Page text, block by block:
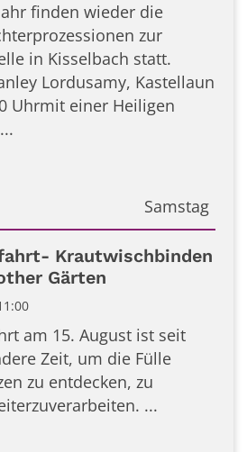
finden wieder die
zur
in Kisselbach statt.
Lordusamy, Kastellaun
Uhrmit einer Heiligen
Samstag
2026 Krautwischbinden
Gärten
am 15. August ist seit
Zeit, um die Fülle
zu entdecken, zu
...